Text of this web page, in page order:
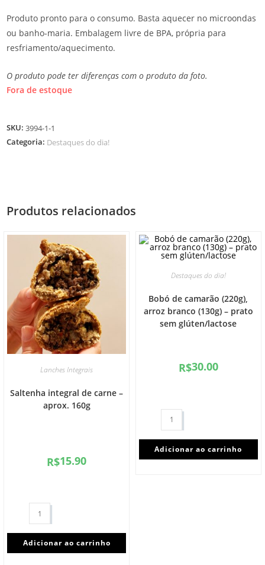
Produto pronto para o consumo. Basta aquecer no microondas
ou banho-maria. Embalagem livre de BPA, própria para
resfriamento/aquecimento.
O produto pode ter diferenças com o produto da foto.
Fora de estoque
SKU:3994-1-1
Categoria: Destaques do dia!
Produtos relacionados
Lanches Integrais
Saltenha integral de carne –
aprox. 160g
R$15.90
Adicionar ao carrinho
Destaques do dia!
Bobó de camarão (220g),
arroz branco (130g) – prato
sem glúten/lactose
R$30.00
Adicionar ao carrinho